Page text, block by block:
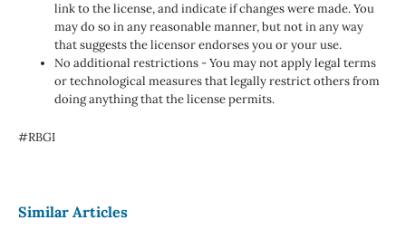
link to the license, and indicate if changes were made. You
may do so in any reasonable manner, but not in any way
that suggests the licensor endorses you or your use.
No additional restrictions - You may not apply legal terms
or technological measures that legally restrict others from
doing anything that the license permits.
#RBGI
Similar Articles